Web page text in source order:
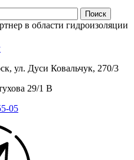
Поиск
в области гидроизоляции
ул. Дуси Ковальчук, 270/3
29/1 В
05